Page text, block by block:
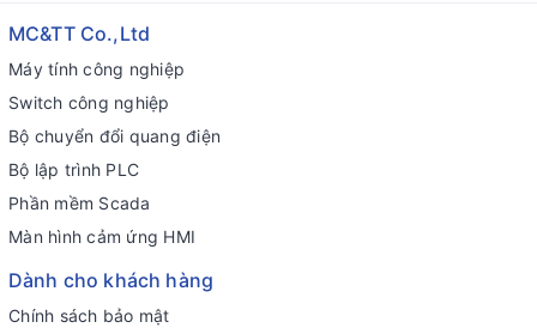
MC&TT Co.,Ltd
Máy tính công nghiệp
Switch công nghiệp
Bộ chuyển đổi quang điện
Bộ lập trình PLC
Phần mềm Scada
Màn hình cảm ứng HMI
Dành cho khách hàng
Chính sách bảo mật